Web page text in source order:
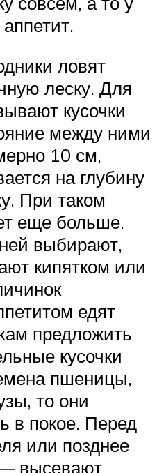
ловят
леску. Для
кусочки
между ними
10 см,
на глубину
При таком
еще больше.
выбирают,
кипятком или
едят
предложить
кусочки
пшеницы,
то они
в покое. Перед
или позднее
высевают